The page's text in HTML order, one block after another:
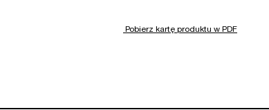
Pobierz kartę produktu w PDF